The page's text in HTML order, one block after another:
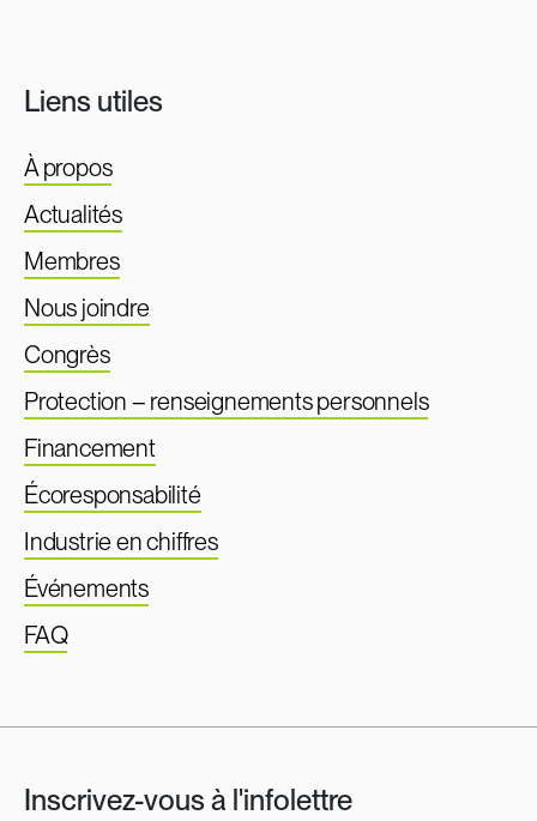
Liens utiles
À propos
Actualités
Membres
Nous joindre
Congrès
Protection – renseignements personnels
Financement
Écoresponsabilité
Industrie en chiffres
Événements
FAQ
Inscrivez-vous à l'infolettre